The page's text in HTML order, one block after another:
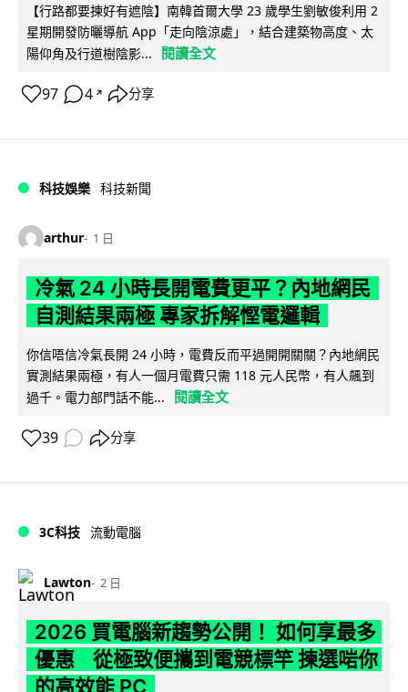
【行路都要揀好有遮陰】南韓首爾大學 23 歲學生劉敏俊利用 2
星期開發防曬導航 App「走向陰涼處」，結合建築物高度、太
陽仰角及行道樹陰影...
閱讀全文
97 4 ↗ 分享
科技娛樂 科技新聞
arthur 1 日
冷氣 24 小時長開電費更平？內地網民
自測結果兩極 專家拆解慳電邏輯
你信唔信冷氣長開 24 小時，電費反而平過開開關關？內地網民
實測結果兩極，有人一個月電費只需 118 元人民幣，有人飆到
過千。電力部門話不能...
閱讀全文
39 分享
3C科技 流動電腦
Lawton 2 日
2026 買電腦新趨勢公開！ 如何享最多
優惠 從極致便攜到電競標竿 揀選啱你
的高效能 PC